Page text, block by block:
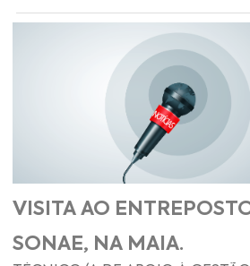
VISITA AO
SONAE, NA MAIA.